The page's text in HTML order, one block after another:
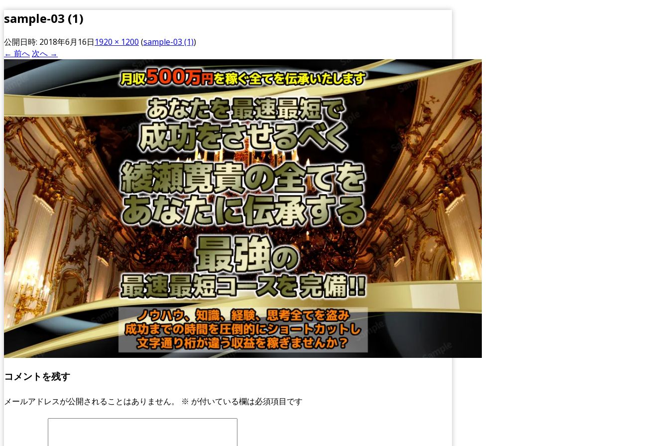
sample-03 (1)
公開日時: 2018年6月16日1920 × 1200 (sample-03 (1))
← 前へ 次へ →
コメントを残す
メールアドレスが公開されることはありません。 ※ が付いている欄は必須項目です